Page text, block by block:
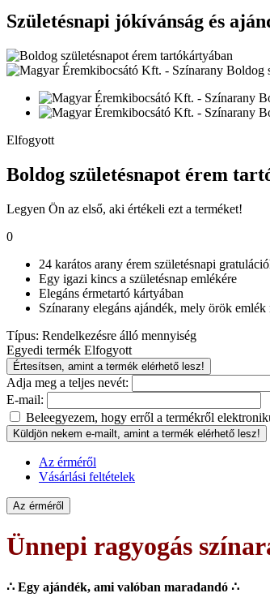
Születésnapi jókívánság és
Elfogyott
Boldog születésnapot érem
Legyen Ön az első, aki értékeli ezt a terméket!
0
24 karátos arany érem születésnapi
Egy igazi kincs a születésnap emlékére
Elegáns érmetartó kártyában
Színarany elegáns ajándék, mely örök emlék
Típus: Rendelkezésre álló mennyiség
Egyedi termék Elfogyott
Értesítsen, amint a termék elérhető lesz!
Adja meg a teljes nevét:
E-mail:
Beleegyezem, hogy erről a termékről
Küldjön nekem e-mailt, amint a termék elérhető lesz!
Az érméről
Vásárlási feltételek
Az érméről
Ünnepi ragyogás
∴ Egy ajándék, ami valóban maradandó ∴